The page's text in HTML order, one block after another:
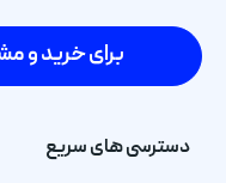
برای خرید و
دسترسی های سریع